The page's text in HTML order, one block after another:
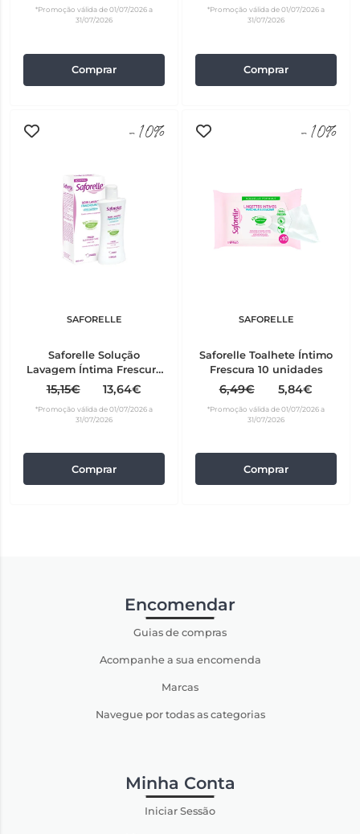
*Promoção válida de 01/07/2026 a
31/07/2026
Comprar
*Promoção válida de 01/07/2026 a
31/07/2026
Comprar
-10%
SAFORELLE
Saforelle Solução
Lavagem Íntima Frescura
250 ml
15,15€ 13,64€
*Promoção válida de 01/07/2026 a
31/07/2026
Comprar
-10%
SAFORELLE
Saforelle Toalhete Íntimo
Frescura 10 unidades
6,49€ 5,84€
*Promoção válida de 01/07/2026 a
31/07/2026
Comprar
Encomendar
Guias de compras
Acompanhe a sua encomenda
Marcas
Navegue por todas as categorias
Minha Conta
Iniciar Sessão